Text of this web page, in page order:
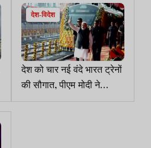
देश-विदेश
देश को चार नई वंदे भारत ट्रेनों
की सौगात, पीएम मोदी ने
वाराणसी से दिखाई हरी झंडी